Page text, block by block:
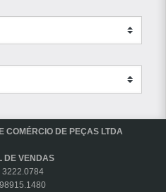
COMÉRCIO DE PEÇAS LTDA
DE VENDAS
3222.0784